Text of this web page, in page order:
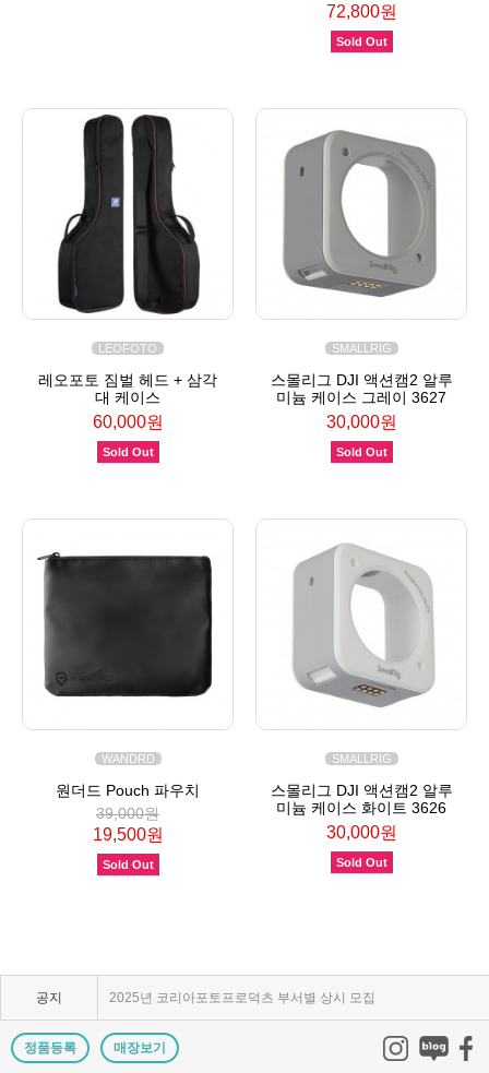
72,800원
Sold Out
LEOFOTO
레오포토 짐벌 헤드 + 삼각
대 케이스
60,000원
Sold Out
SMALLRIG
스몰리그 DJI 액션캠2 알루
미늄 케이스 그레이 3627
30,000원
Sold Out
WANDRD
원더드 Pouch 파우치
39,000원
19,500원
Sold Out
SMALLRIG
스몰리그 DJI 액션캠2 알루
미늄 케이스 화이트 3626
30,000원
Sold Out
공지 2025년 코리아포토프로덕츠 부서별 상시 모집
쇼룸오픈기념 방문자 추첨 이벤트 당첨자 발표
정품등록 매장보기